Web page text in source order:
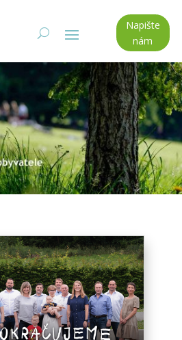
Napište
nám